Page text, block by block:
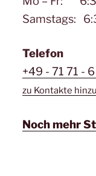
Samstags:
Telefon
+49 - 71 71 -
zu Kontakte
Noch mehr